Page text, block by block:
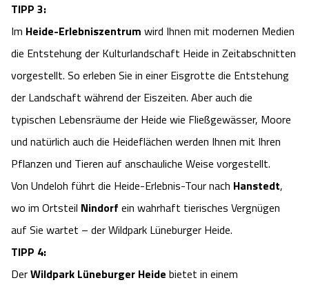
Shop
Angebote
Kontakt
Urlaub mit Hund
Urlaub auf dem Bauernhof
Veranstaltungen
Abenteuerland Trampolin-Park
Battle Kart Bispingen
Adventure District Bispingen
Ausflugsziele
TIPP 3:
Im Heide-Erlebniszentrum wird Ihnen mit modernen Medien
die Entstehung der Kulturlandschaft Heide in Zeitabschnitten
vorgestellt. So erleben Sie in einer Eisgrotte die Entstehung
der Landschaft während der Eiszeiten. Aber auch die
typischen Lebensräume der Heide wie Fließgewässer, Moore
und natürlich auch die Heideflächen werden Ihnen mit Ihren
Pflanzen und Tieren auf anschauliche Weise vorgestellt.
Von Undeloh führt die Heide-Erlebnis-Tour nach Hanstedt,
wo im Ortsteil Nindorf ein wahrhaft tierisches Vergnügen
auf Sie wartet – der Wildpark Lüneburger Heide.
TIPP 4:
DerWildpark Lüneburger Heide bietet in einem